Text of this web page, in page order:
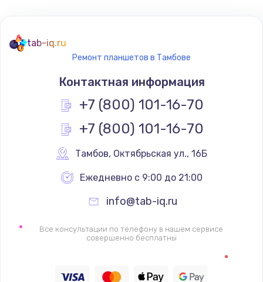
tab-iq.ru
Ремонт планшетов в Тамбове
Контактная информация
+7 (800) 101-16-70
+7 (800) 101-16-70
Тамбов, Октябрьская ул., 16Б
Ежедневно с 9:00 до 21:00
info@tab-iq.ru
Все консультации по телефону в нашем сервисе
совершенно бесплатны